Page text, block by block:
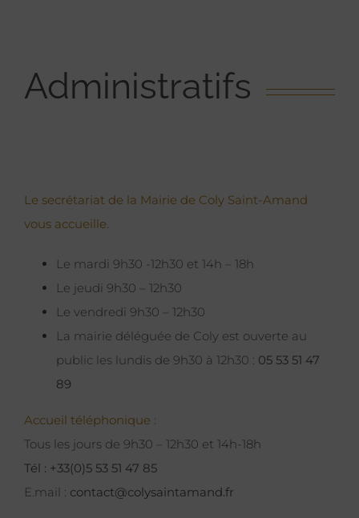
Administratifs
Le secrétariat de la Mairie de Coly Saint-Amand
vous accueille.
Le mardi 9h30 -12h30 et 14h – 18h
Le jeudi 9h30 – 12h30
Le vendredi 9h30 – 12h30
La mairie déléguée de Coly est ouverte au
public les lundis de 9h30 à 12h30 : 05 53 51 47
89
Accueil téléphonique :
Tous les jours de 9h30 – 12h30 et 14h-18h
Tél : +33(0)5 53 51 47 85
E.mail : contact@colysaintamand.fr